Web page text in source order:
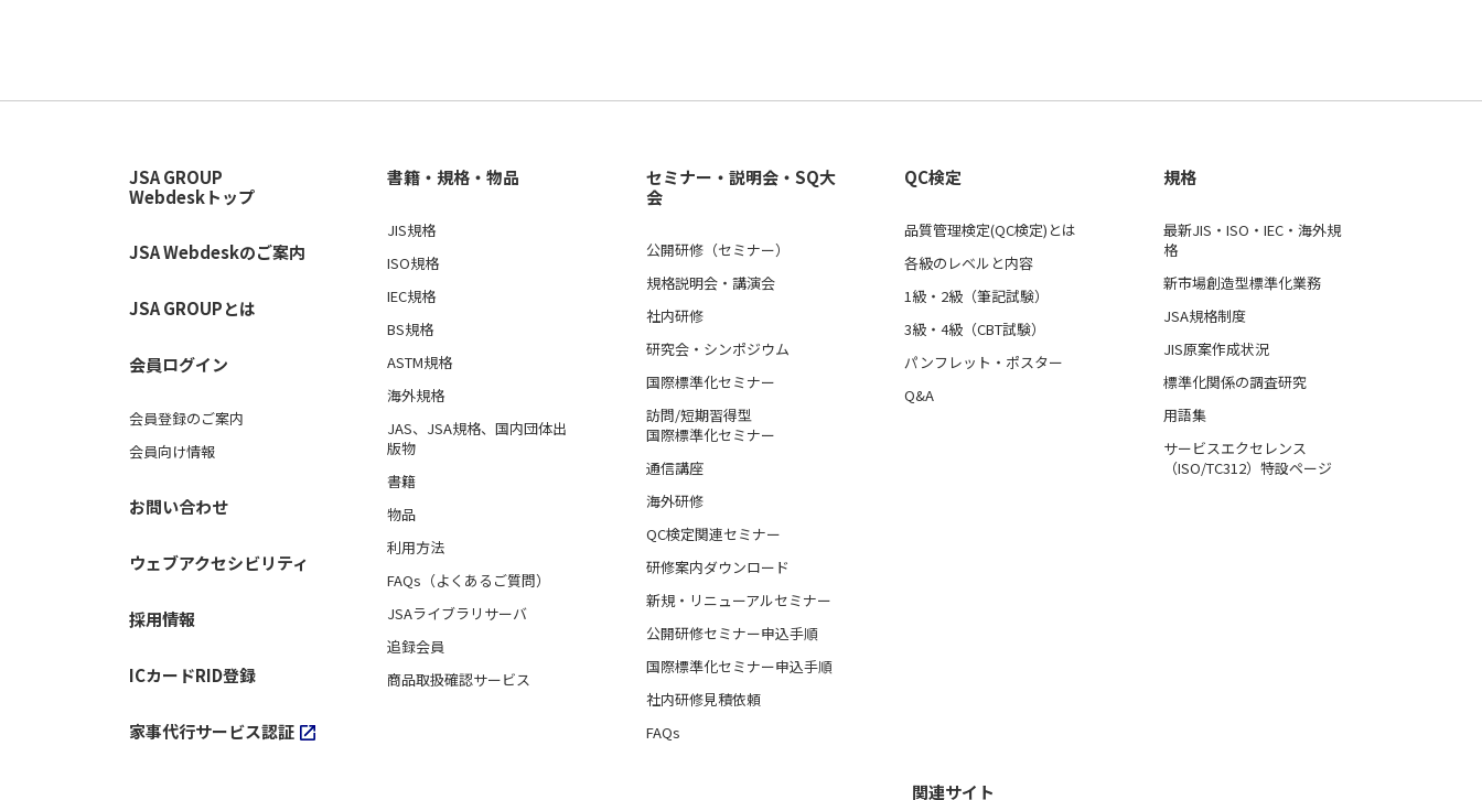
JSA GROUP
Webdeskトップ
JSA Webdeskのご案内
JSA GROUPとは
会員ログイン
会員登録のご案内
会員向け情報
お問い合わせ
ウェブアクセシビリティ
採用情報
ICカードRID登録
家事代行サービス認証
書籍・規格・物品
JIS規格
ISO規格
IEC規格
BS規格
ASTM規格
海外規格
JAS、JSA規格、国内団体出
版物
書籍
物品
利用方法
FAQs（よくあるご質問）
JSAライブラリサーバ
追録会員
商品取扱確認サービス
セミナー・説明会・SQ大
会
公開研修（セミナー）
規格説明会・講演会
社内研修
研究会・シンポジウム
国際標準化セミナー
訪問/短期習得型
国際標準化セミナー
通信講座
海外研修
QC検定関連セミナー
研修案内ダウンロード
新規・リニューアルセミナー
公開研修セミナー申込手順
国際標準化セミナー申込手順
社内研修見積依頼
FAQs
QC検定
品質管理検定(QC検定)とは
各級のレベルと内容
1級・2級（筆記試験）
3級・4級（CBT試験）
パンフレット・ポスター
Q&A
規格
最新JIS・ISO・IEC・海外規
格
新市場創造型標準化業務
JSA規格制度
JIS原案作成状況
標準化関係の調査研究
用語集
サービスエクセレンス
（ISO/TC312）特設ページ
関連サイト